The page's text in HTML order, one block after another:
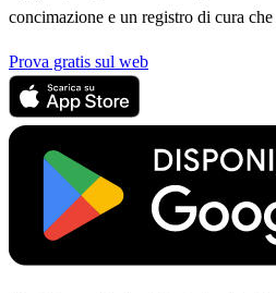
concimazione e un registro di cura
Prova gratis sul web